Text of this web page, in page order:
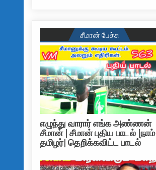
சீமான் பேச்சு
எழுந்து வாரார் எங்க அண்ணன்
சீமான் | சீமான் புதிய பாடல் |நாம்
தமிழர்| தெறிக்கவிட்ட பாடல்